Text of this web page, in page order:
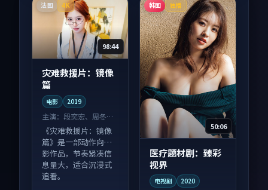
法国 4K
98:44
灾难救援片：镜像
篇
电影 2019
主演： 段奕宏、周冬雨
等
《灾难救援片：镜像
篇》是一部动作向电
影作品，节奏紧凑信
息量大，适合沉浸式
追看。
韩国 独播
50:06
医疗题材剧：臻彩
视界
电视剧 2020